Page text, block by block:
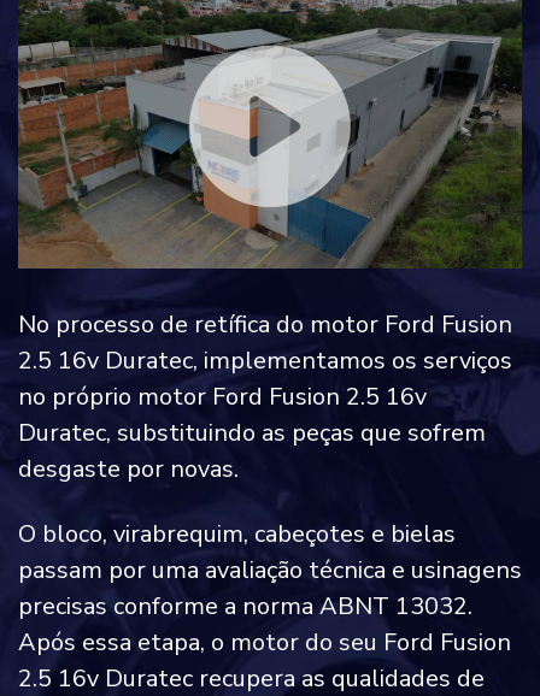
No processo de retífica do motor Ford Fusion
2.5 16v Duratec, implementamos os serviços
no próprio motor Ford Fusion 2.5 16v
Duratec, substituindo as peças que sofrem
desgaste por novas.
O bloco, virabrequim, cabeçotes e bielas
passam por uma avaliação técnica e usinagens
precisas conforme a norma ABNT 13032.
Após essa etapa, o motor do seu Ford Fusion
2.5 16v Duratec recupera as qualidades de